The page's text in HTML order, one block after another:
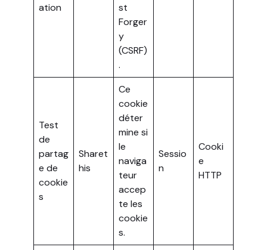
ation
st
Forger
y
(CSRF)
.
Test
de
partag
e de
cookie
s
Sharet
his
Ce
cookie
déter
mine si
le
naviga
teur
accep
te les
cookie
s.
Sessio
n
Cooki
e
HTTP